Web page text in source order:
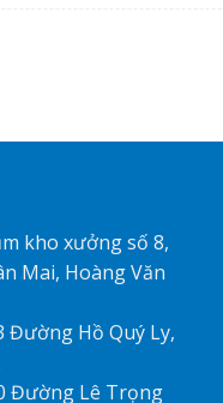
kho xưởng số 8,
Mai, Hoàng Văn
Đường Hồ Quý Ly,
Đường Lê Trọng